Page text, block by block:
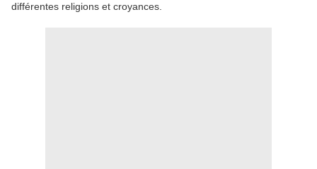
différentes religions et croyances.